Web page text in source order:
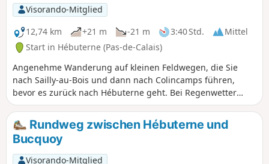
Visorando-Mitglied
12,74 km
+21 m -21 m 3:40 Std.
Mittel
Start in Hébuterne (Pas-de-Calais)
Angenehme Wanderung auf kleinen Feldwegen, die Sie
nach Sailly-au-Bois und dann nach Colincamps führen,
bevor es zurück nach Hébuterne geht. Bei Regenwetter
werden Wanderschuhe empfohlen.
Rundweg zwischen Hébuterne und
Bucquoy
Visorando-Mitglied